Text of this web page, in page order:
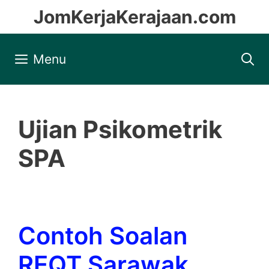
to
content
JomKerjaKerajaan.com
Menu
Ujian Psikometrik
SPA
Contoh Soalan